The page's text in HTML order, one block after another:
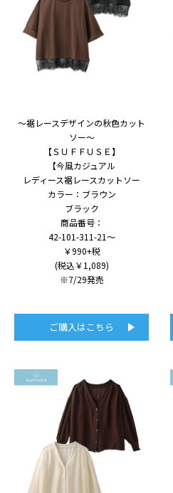
～裾レースデザインの秋色カット
ソー～
【ＳＵＦＦＵＳＥ】
【今風カジュアル
レディース裾レースカットソー
カラー：ブラウン
ブラック
商品番号：
42-101-311-21～
￥990+税
(税込￥1,089)
※7/29発売
ご購入はこちら